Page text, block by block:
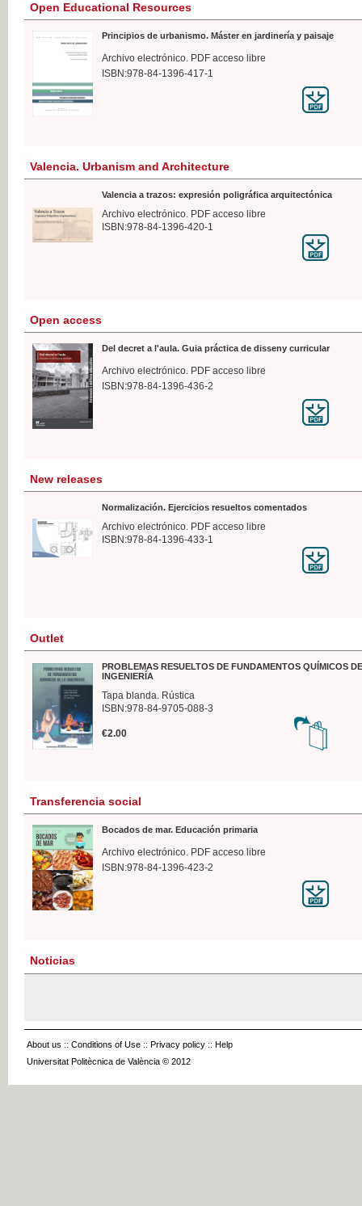
Open Educational Resources
Principios de urbanismo. Máster en jardinería y paisaje
Archivo electrónico. PDF acceso libre
ISBN:978-84-1396-417-1
Valencia. Urbanism and Architecture
Valencia a trazos: expresión poligráfica arquitectónica
Archivo electrónico. PDF acceso libre
ISBN:978-84-1396-420-1
Open access
Del decret a l'aula. Guia práctica de disseny curricular
Archivo electrónico. PDF acceso libre
ISBN:978-84-1396-436-2
New releases
Normalización. Ejercicios resueltos comentados
Archivo electrónico. PDF acceso libre
ISBN:978-84-1396-433-1
Outlet
PROBLEMAS RESUELTOS DE FUNDAMENTOS QUÍMICOS
INGENIERÍA
Tapa blanda. Rústica
ISBN:978-84-9705-088-3
€2.00
Transferencia social
Bocados de mar. Educación primaria
Archivo electrónico. PDF acceso libre
ISBN:978-84-1396-423-2
Noticias
About us :: Conditions of Use :: Privacy policy :: Help
Universitat Politècnica de València © 2012